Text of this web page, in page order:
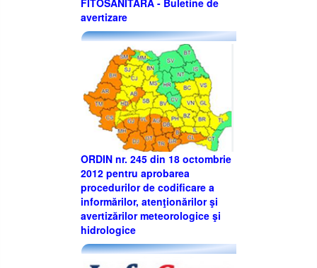
FITOSANITARĂ - Buletine de
avertizare
ORDIN nr. 245 din 18 octombrie
2012 pentru aprobarea
procedurilor de codificare a
informărilor, atenţionărilor şi
avertizărilor meteorologice şi
hidrologice